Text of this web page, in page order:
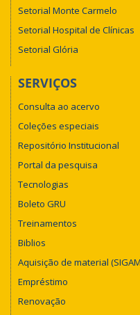
Setorial Monte Carmelo
Setorial Hospital de Clínicas
Setorial Glória
SERVIÇOS
Consulta ao acervo
Coleções especiais
Repositório Institucional
Portal da pesquisa
Tecnologias
Boleto GRU
Treinamentos
Biblios
Aquisição de material
Empréstimo
Renovação